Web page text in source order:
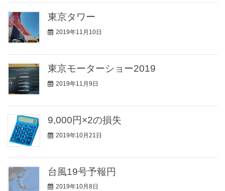
東京タワー
2019年11月10日
東京モーターショー2019
2019年11月9日
9,000円×2の損失
2019年10月21日
台風19号予報円
2019年10月8日